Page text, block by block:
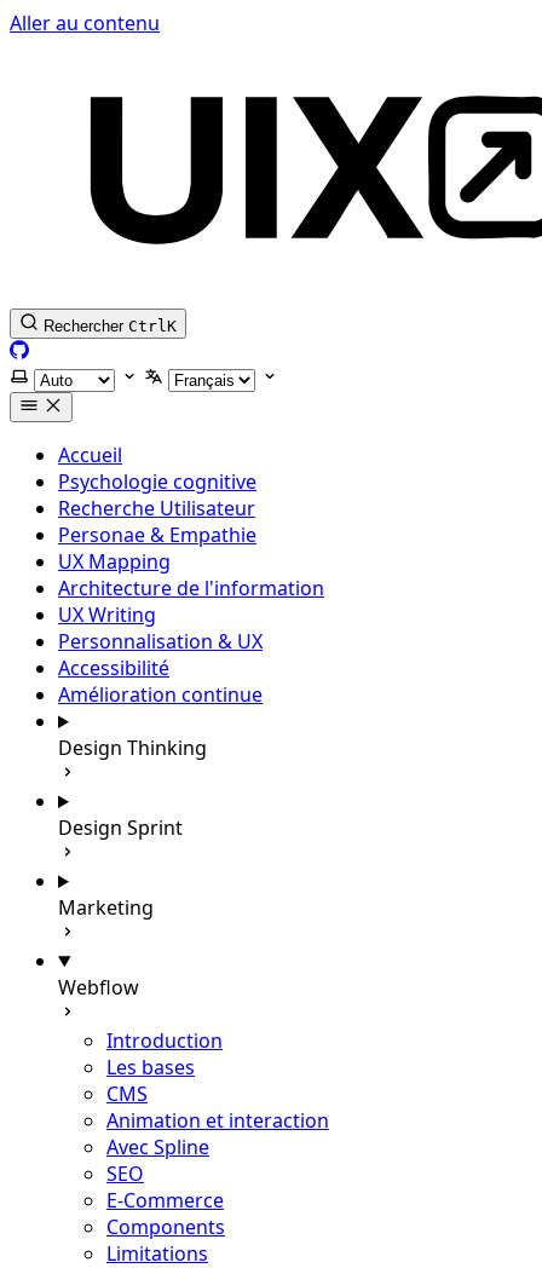
Aller au contenu
Rechercher CtrlK
GitHub
Selectionner le thèmeSelectionner la langue
Accueil
Psychologie cognitive
Recherche Utilisateur
Personae & Empathie
UX Mapping
Architecture de l'information
UX Writing
Personnalisation & UX
Accessibilité
Amélioration continue
Design Thinking
Design Sprint
Marketing
Webflow
Introduction
Les bases
CMS
Animation et interaction
Avec Spline
SEO
E-Commerce
Components
Limitations